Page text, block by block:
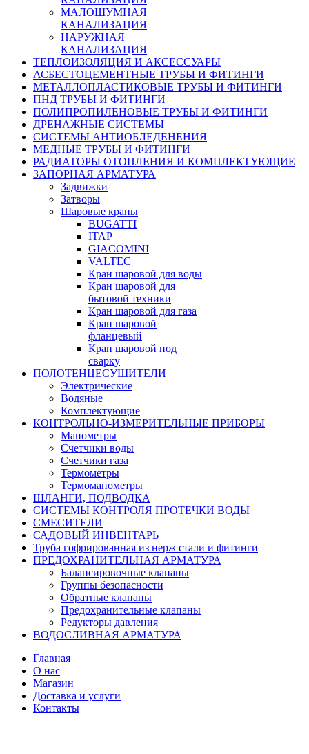
МАЛОШУМНАЯ
КАНАЛИЗАЦИЯ
НАРУЖНАЯ
КАНАЛИЗАЦИЯ
ТЕПЛОИЗОЛЯЦИЯ И АКСЕССУАРЫ
АСБЕСТОЦЕМЕНТНЫЕ ТРУБЫ И ФИТИНГИ
МЕТАЛЛОПЛАСТИКОВЫЕ ТРУБЫ И ФИТИНГИ
ПНД ТРУБЫ И ФИТИНГИ
ПОЛИПРОПИЛЕНОВЫЕ ТРУБЫ И ФИТИНГИ
ДРЕНАЖНЫЕ СИСТЕМЫ
СИСТЕМЫ АНТИОБЛЕДЕНЕНИЯ
МЕДНЫЕ ТРУБЫ И ФИТИНГИ
РАДИАТОРЫ ОТОПЛЕНИЯ И КОМПЛЕКТУЮЩИЕ
ЗАПОРНАЯ АРМАТУРА
Задвижки
Затворы
Шаровые краны
BUGATTI
ITAP
GIACOMINI
VALTEC
Кран шаровой для воды
Кран шаровой для
бытовой техники
Кран шаровой для газа
Кран шаровой
фланцевый
Кран шаровой под
сварку
ПОЛОТЕНЦЕСУШИТЕЛИ
Электрические
Водяные
Комплектующие
КОНТРОЛЬНО-ИЗМЕРИТЕЛЬНЫЕ ПРИБОРЫ
Манометры
Счетчики воды
Счетчики газа
Термометры
Термоманометры
ШЛАНГИ, ПОДВОДКА
СИСТЕМЫ КОНТРОЛЯ ПРОТЕЧКИ ВОДЫ
СМЕСИТЕЛИ
САДОВЫЙ ИНВЕНТАРЬ
Труба гофрированная из нерж стали и фитинги
ПРЕДОХРАНИТЕЛЬНАЯ АРМАТУРА
Балансировочные клапаны
Группы безопасности
Обратные клапаны
Предохранительные клапаны
Редукторы давления
ВОДОСЛИВНАЯ АРМАТУРА
Главная
О нас
Магазин
Доставка и услуги
Контакты